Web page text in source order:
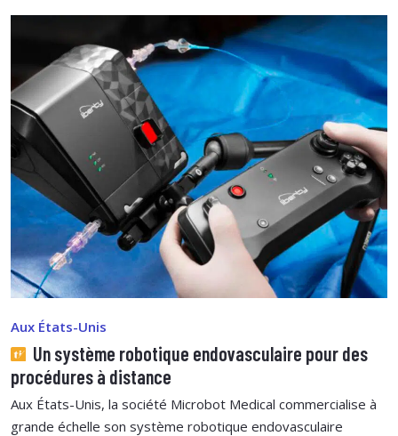
Aux États-Unis
Un système robotique endovasculaire pour des
procédures à distance
Aux États-Unis, la société Microbot Medical commercialise à
grande échelle son système robotique endovasculaire